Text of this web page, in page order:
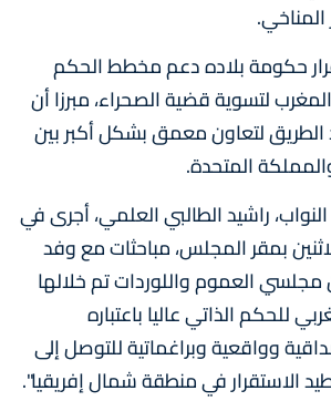
المناخي.
حكومة بلاده دعم مخطط الحكم
لتسوية قضية الصحراء، مبرزا أن
لتعاون معمق بشكل أكبر بين
المتحدة.
راشيد الطالبي العلمي، أجرى في
بمقر المجلس، مباحثات مع وفد
مجلسي العموم واللوردات تم خلالها
للحكم الذاتي عاليا باعتباره
وواقعية وبراغماتية للتوصل إلى
الاستقرار في منطقة شمال إفريقيا".